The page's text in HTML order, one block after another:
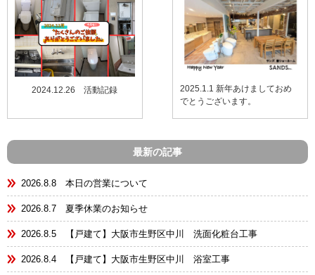
2024.12.26 活動記録
2025.1.1 新年あけましておめ
でとうございます。
最新の記事
2026.8.8 本日の営業について
2026.8.7 夏季休業のお知らせ
2026.8.5 【戸建て】大阪市生野区中川 洗面化粧台工事
2026.8.4 【戸建て】大阪市生野区中川 浴室工事